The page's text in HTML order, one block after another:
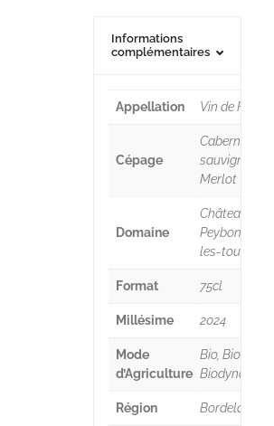
Informations
complémentaires
Appellation Vin de
Cépage
Cabernet
sauvignon,
Merlot
Domaine
Château
les-tours
Format 75cl
Millésime 2024
Mode
d’Agriculture
Bio, Bio
Biodynamie
Région Bordelais